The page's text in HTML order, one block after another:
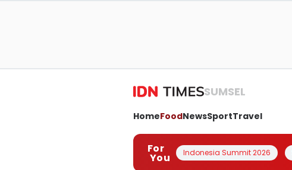
SUMSEL
HomeFoodNewsSportTravel
For
You Indonesia Summit 2026